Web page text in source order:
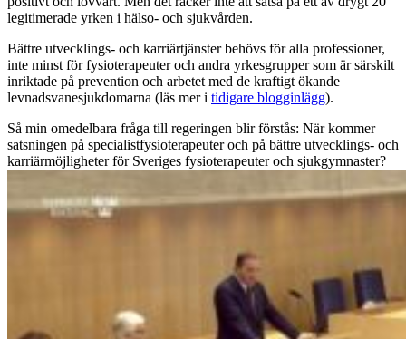
legitimerade yrken i hälso- och sjukvården.
Bättre utvecklings- och karriärtjänster behövs för alla professioner,
inte minst för fysioterapeuter och andra yrkesgrupper som är särskilt
inriktade på prevention och arbetet med de kraftigt ökande
levnadsvanesjukdomarna (läs mer i tidigare blogginlägg).
Så min omedelbara fråga till regeringen blir förstås: När kommer
satsningen på specialistfysioterapeuter och på bättre utvecklings- och
karriärmöjligheter för Sveriges fysioterapeuter och sjukgymnaster?